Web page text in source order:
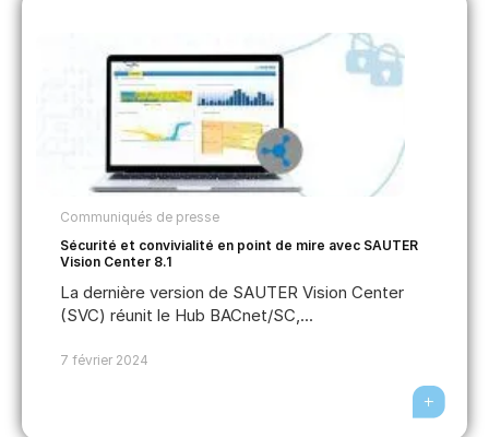
Communiqués de presse
Sécurité et convivialité en point de mire avec SAUTER
Vision Center 8.1
La dernière version de SAUTER Vision Center
(SVC) réunit le Hub BACnet/SC,...
7 février 2024